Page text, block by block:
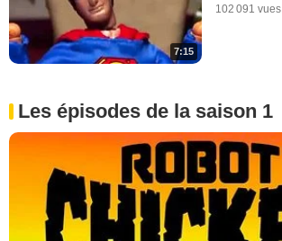
7:15
102 091 vues
Les épisodes de la saison 1